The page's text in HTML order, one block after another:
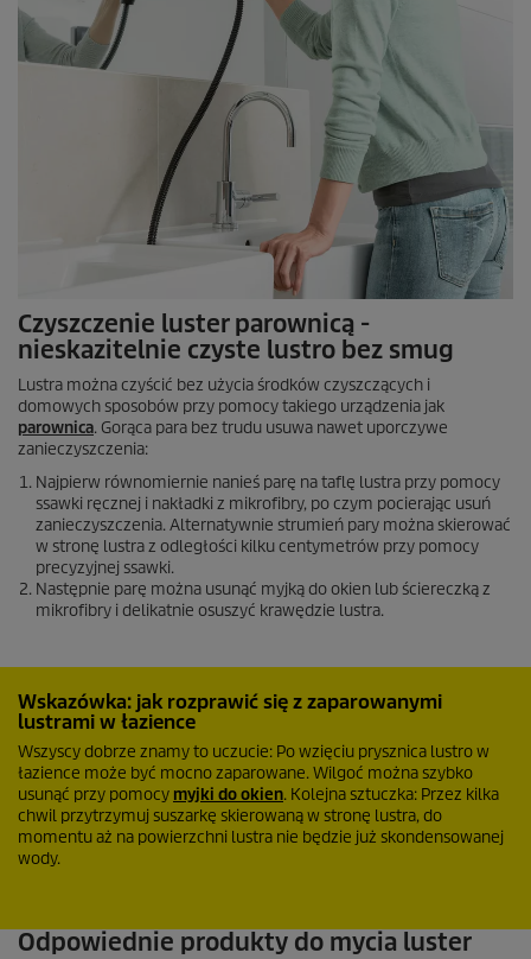
Czyszczenie luster parownicą -
nieskazitelnie czyste lustro bez smug
Lustra można czyścić bez użycia środków czyszczących i
domowych sposobów przy pomocy takiego urządzenia jak
parownica. Gorąca para bez trudu usuwa nawet uporczywe
zanieczyszczenia:
Najpierw równomiernie nanieś parę na taflę lustra przy pomocy
ssawki ręcznej i nakładki z mikrofibry, po czym pocierając usuń
zanieczyszczenia. Alternatywnie strumień pary można skierować
w stronę lustra z odległości kilku centymetrów przy pomocy
precyzyjnej ssawki.
Następnie parę można usunąć myjką do okien lub ściereczką z
mikrofibry i delikatnie osuszyć krawędzie lustra.
Wskazówka: jak rozprawić się z zaparowanymi
lustrami w łazience
Wszyscy dobrze znamy to uczucie: Po wzięciu prysznica lustro w
łazience może być mocno zaparowane. Wilgoć można szybko
usunąć przy pomocy myjki do okien. Kolejna sztuczka: Przez kilka
chwil przytrzymuj suszarkę skierowaną w stronę lustra, do
momentu aż na powierzchni lustra nie będzie już skondensowanej
wody.
Odpowiednie produkty do mycia luster